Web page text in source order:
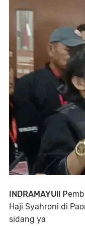
INDRAMAYUll P
Haji Syahroni di
sidang ya